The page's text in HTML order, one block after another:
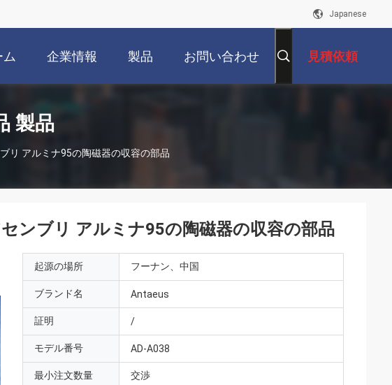
Japanese
ム 企業情報 製品 お問い合わせ 見積依頼
製品
リ アルミナ95の陶磁器の収容の部品
ンブリ アルミナ95の陶磁器の収容の部品
起源の場所 フーナン、中国
ブランド名 Antaeus
証明 /
モデル番号 AD-A038
最小注文数量 交渉